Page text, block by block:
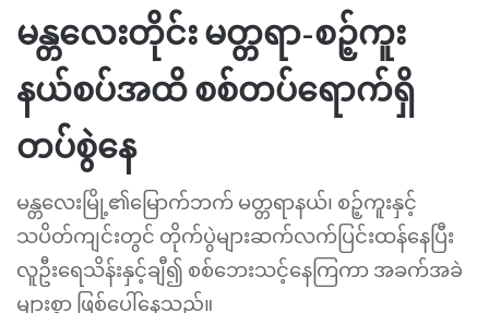
မန္တလေးတိုင်း မတ္တရာ-စဉ့်ကူး
နယ်စပ်အထိ စစ်တပ်ရောက်ရှိ
တပ်စွဲနေ
မန္တလေးမြို့၏မြောက်ဘက် မတ္တရာနယ်၊ စဉ့်ကူးနှင့်
သပိတ်ကျင်းတွင် တိုက်ပွဲများဆက်လက်ပြင်းထန်နေပြီး
လူဦးရေသိန်းနှင့်ချီ၍ စစ်ဘေးသင့်နေကြကာ အခက်အခဲ
များစွာ ဖြစ်ပေါ်နေသည်။